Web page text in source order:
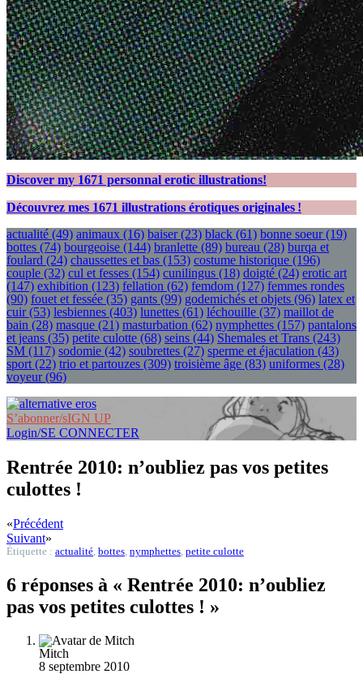
Discover my 1671 personnal erotic illustrations!
Découvrez mes 1671 illustrations érotiques originales !
actualité (49) animaux (16) baiser(23) black (61) bonne soeur(19)
bottes (74) bourgeoise (144) branlette (89) bureau (28) burqa et
foulard (24) chaussettes et bas (153) costume historique (196)
couple (32) cul et fesses (154) cunilingus (18) doigté (24) erotic art
(147) exhibition (123) fellation (62) femdom (127) femmes rondes
(90) fouet et fessée (35) gants (99) godemichés et objets (96) latex et
cuir(53) lesbiennes (403) lunettes (61) léchouille (37) maillot de
bain (28) masque (21) masturbation (62) nymphettes (157) pantalons
et jeans (35) petite culotte (68) seins (44) Shemales et Trans (243)
SM (117) sodomie (42) soubrettes (27) sperme et éjaculation (43)
sport (22) trio et partouzes (309) troisième âge (83) uniformes (28)
voyeur(96)
S’abonner/sIGN UP
Login/SE CONNECTER
Rentrée 2010: n’oubliez pas vos petites
culottes !
«Précédent
Suivant»
Étiquette : actualité bottes nymphettes petite culotte
6 réponses à « Rentrée 2010: n’oubliez
pas vos petites culottes ! »
Mitch
8 septembre 2010